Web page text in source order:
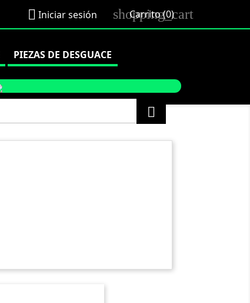
 Iniciar sesión shopping_cart
Carrito(0)
PIEZAS DE DESGUACE
